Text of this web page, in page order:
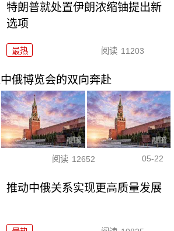
特朗普就处置伊朗浓缩铀提出新
选项
最热 阅读 11203
俄博览会的双向奔赴
阅读 12652 05-22
推动中俄关系实现更高质量发展